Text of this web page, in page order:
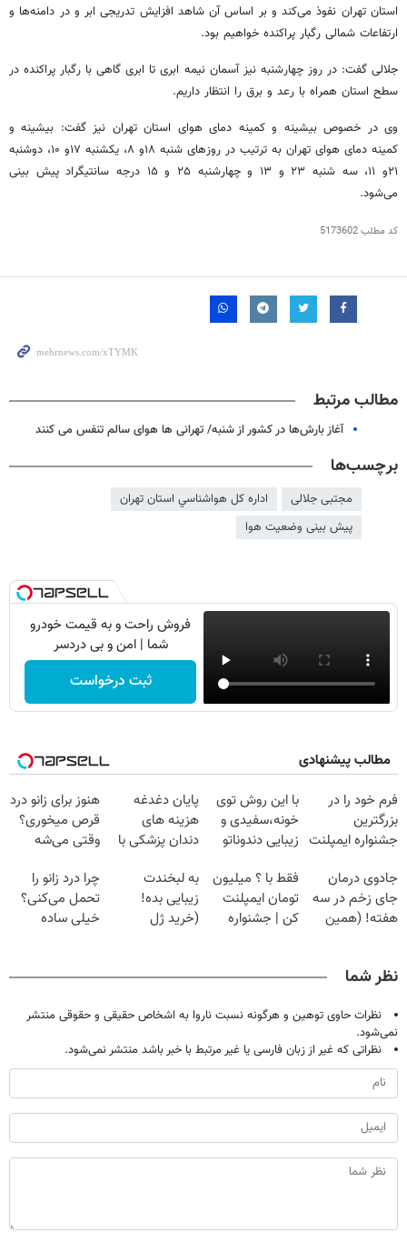
استان تهران نفوذ می‌کند و بر اساس آن شاهد افزایش تدریجی ابر و در دامنه‌ها و
ارتفاعات شمالی رگبار پراکنده خواهیم بود.
جلالی گفت: در روز چهارشنبه نیز آسمان نیمه ابری تا ابری گاهی با رگبار پراکنده در
سطح استان همراه با رعد و برق را انتظار داریم.
وی در خصوص بیشینه و کمینه دمای هوای استان تهران نیز گفت: بیشینه و
کمینه دمای هوای تهران به ترتیب در روزهای شنبه ۱۸و ۸، یکشنبه ۱۷و ۱۰، دوشنبه
۲۱و ۱۱، سه شنبه ۲۳ و ۱۳ و چهارشنبه ۲۵ و ۱۵ درجه سانتیگراد پیش بینی
می‌شود.
کد مطلب5173602
مطالب مرتبط
آغاز بارش‌ها در کشور از شنبه/ تهرانی ها هوای سالم تنفس می کنند
برچسب‌ها
مجتبی جلالی
اداره كل هواشناسي استان تهران
پیش بینی وضعیت هوا
فروش راحت و به قیمت خودرو
شما | امن و بی دردسر
ثبت درخواست
مطالب پیشنهادی
فرم خود را در
بزرگترین
جشنواره ایمپلنت
فقط ۲۵ میلیون
با این روش توی
خونه،سفیدی و
زیبایی دندوناتو
(40%off)
پایان دغدغه
هزینه های
دندان پزشکی با
خانگی
هنوز برای زانو درد
قرص میخوری؟
وقتی می‌شه
درمانش کرد؟؟؟؟
جادوی درمان
جای زخم در سه
هفته! (همین
فقط با ؟ میلیون
تومان ایمپلنت
کن | جشنواره
به لبخندت
زیبایی بده!
(خرید ژل
با40%تخفیف)
چرا درد زانو را
تحمل می‌کنی؟
خیلی ساده
نظر شما
نظرات حاوی توهین و هرگونه نسبت ناروا به اشخاص حقیقی و حقوقی منتشر
نمی‌شود.
نظراتی که غیر از زبان فارسی یا غیر مرتبط با خبر باشد منتشر نمی‌شود.